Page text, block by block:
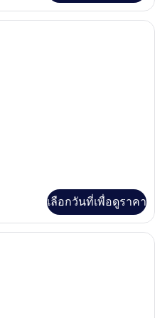
ห้องเอลีททวิน | ผ้านวมขนเป็ด, ตู้นิรภั
เลือกวันที่เพื่อดูราคา
ผ้านวมขนเป็ด, ตู้นิรภัยในห้องพัก, โต๊ะ